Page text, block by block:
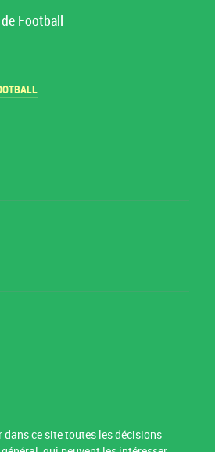
Football
dans ce site toutes les décisions